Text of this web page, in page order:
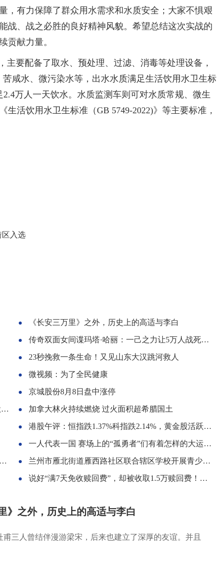
，有力保障了群众用水需求和水质安全；大家不惧艰
战、战之必胜的良好精神风貌。希望总结这次实战的
贡献力量。
主要配备了取水、预处理、过滤、消毒等处理设备，
咸水、微污染水等，出水水质满足生活饮用水卫生标
万人一天饮水。水质监测车则可对水质常规、微生
活饮用水卫生标准（GB 5749-2022)》等主要标准，
区入选
《长安三万里》之外，历史上的高适与李白
传奇双面女间谍玛塔·哈丽：一己之力让5万人战死，死后头颅被收藏
23秒挽救一条生命！又见山东大汉跳河救人
微视频：为了全民健康
京城股份8月8日盘中涨停
加拿大林火持续燃烧 过火面积超希腊国土
港股午评：恒指跌1.37%科指跌2.14%，黄金股活跃，医药股反弹
一人代表一国 赛场上的“孤勇者”们有着怎样的大运故事？
兰州市雁北街道雁西路社区联合辖区学校开展青少年志愿活动
说好“满7天免收赎回费”，却被收取1.5万赎回费！原因曝光
》之外，历史上的高适与李白
甫三人曾结伴漫游梁宋，后来也建立了深厚的友谊。并且